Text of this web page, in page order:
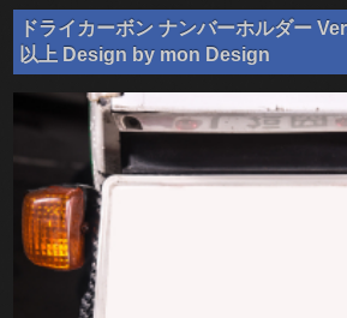
ドライカーボン ナンバーホルダー
以上 Design by mon Design